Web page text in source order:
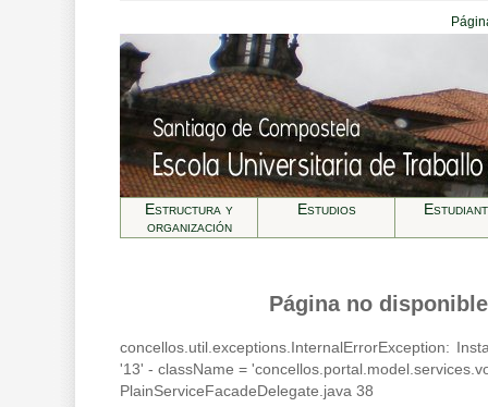
Estructura y
organización
Estudios
Página no
concellos.util.exceptions.InternalErrorException:
'13' - className =
PlainServiceFacadeDelegate.java 38